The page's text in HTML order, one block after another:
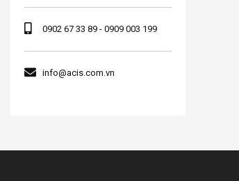
0902 67 33 89 - 0909 003 199
info@acis.com.vn